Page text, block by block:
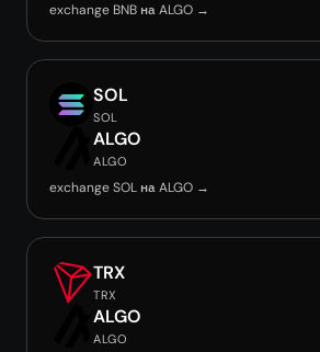
exchange BNB на ALGO →
SOL
SOL
ALGO
ALGO
exchange SOL на ALGO →
TRX
TRX
ALGO
ALGO